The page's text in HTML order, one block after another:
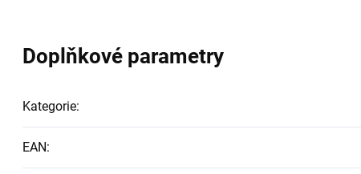
Doplňkové parametry
Kategorie:
EAN: